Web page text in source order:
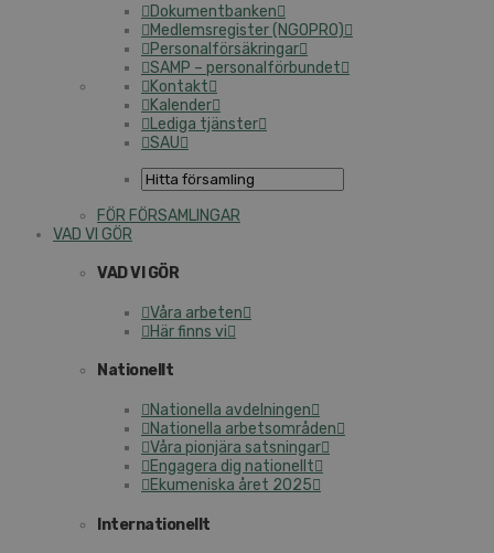
Dokumentbanken
Medlemsregister (NGOPRO)
Personalförsäkringar
SAMP – personalförbundet
Kontakt
Kalender
Lediga tjänster
SAU
FÖR FÖRSAMLINGAR
VAD VI GÖR
VAD VI GÖR
Våra arbeten
Här finns vi
Nationellt
Nationella avdelningen
Nationella arbetsområden
Våra pionjära satsningar
Engagera dig nationellt
Ekumeniska året 2025
Internationellt